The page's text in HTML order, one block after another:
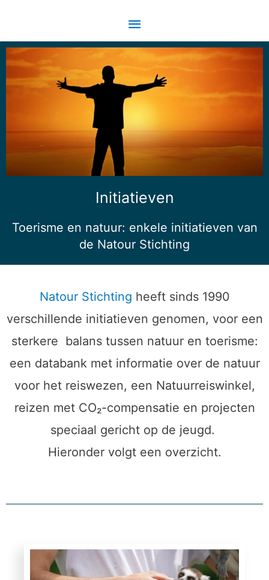
Initiatieven
Toerisme en natuur: enkele initiatieven van
de Natour Stichting
Natour Stichting heeft sinds 1990
verschillende initiatieven genomen, voor een
sterkere balans tussen natuur en toerisme:
een databank met informatie over de natuur
voor het reiswezen, een Natuurreiswinkel,
reizen met CO₂-compensatie en projecten
speciaal gericht op de jeugd.
Hieronder volgt een overzicht.